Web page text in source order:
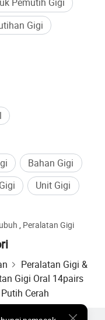
Gigi
Bahan Gigi
Unit Gigi
Peralatan Gigi
Peralatan Gigi &
Gigi Oral 14pairs
Cerah